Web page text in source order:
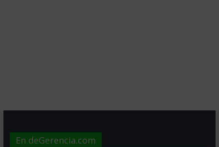
En deGerencia.com